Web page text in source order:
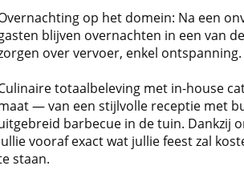
op het domein: Na een
blijven overnachten in een van
over vervoer, enkel ontspanning.
totaalbeleving met in-house
— van een stijlvolle receptie met
barbecue in de tuin. Dankzij
vooraf exact wat jullie feest zal
staan.